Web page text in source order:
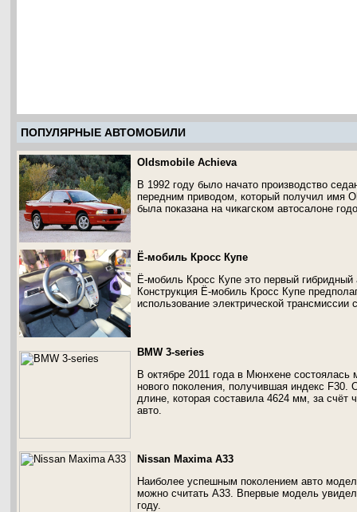
ПОПУЛЯРНЫЕ АВТОМОБИЛИ
Oldsmobile Achieva
В 1992 году было начато производство
передним приводом, который получил имя
была показана на чикагском автосалоне
Ё-мобиль Кросс Купе
Ё-мобиль Кросс Купе это первый
Конструкция Ё-мобиль Кросс Купе
использование электрической
BMW 3-series
В октябре 2011 года в Мюнхене
нового поколения, получившая индекс
длине, которая составила 4624 мм, за счёт
авто.
Nissan Maxima A33
Наиболее успешным поколением авто
можно считать A33. Впервые модель
году.